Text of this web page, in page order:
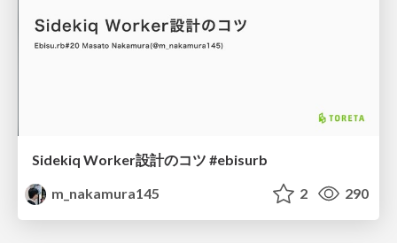
Sidekiq Worker設計のコツ #ebisurb
m_nakamura145
2 290